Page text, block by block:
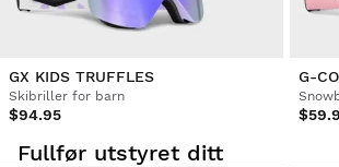
Verifisert kunde
Har ikke anmeldt produktet!!!
Var denne anmeldelsen hjelpsom?
GX KIDS TRUFFLES
Skibriller for barn
$94.95
G-
Fullfør utstyret ditt